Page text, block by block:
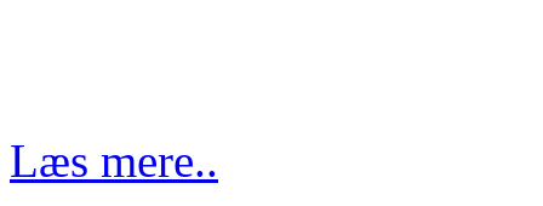
Læs mere..